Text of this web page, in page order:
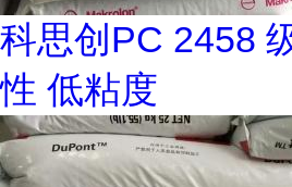
科思创PC 2458
性 低粘度